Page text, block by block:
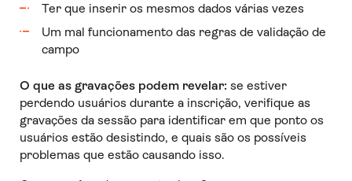
Ter que inserir os mesmos dados várias vezes
Um mal funcionamento das regras de validação de
campo
O que as gravações podem revelar: se estiver
perdendo usuários durante a inscrição, verifique as
gravações da sessão para identificar em que ponto os
usuários estão desistindo, e quais são os possíveis
problemas que estão causando isso.